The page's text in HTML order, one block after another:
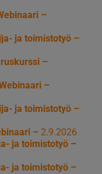
–
ja toimistotyö –
–
–
ja toimistotyö –
– 2.9.2026
ja toimistotyö –
ja toimistotyö –